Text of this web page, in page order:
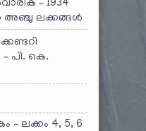
– 1934
അഞ്ചു ലക്കങ്ങൾ
– പി. കെ.
– ലക്കം 4, 5, 6